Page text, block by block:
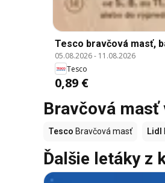
Tesco bravčová masť,
05.08.2026- 11.08.2026
Tesco
0,89 €
Bravčová masť
Tesco Bravčová masť Lidl
Ďalšie letáky z